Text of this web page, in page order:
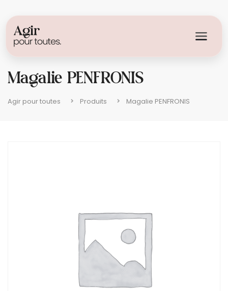
Magalie PENFRONIS
Agir pour toutes Produits Magalie PENFRONIS